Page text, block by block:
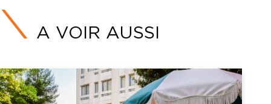
A VOIR AUSSI